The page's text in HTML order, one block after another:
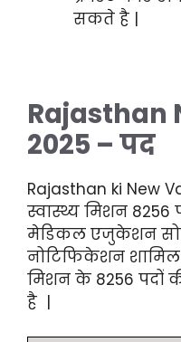
सकते है |
Rajasthan
2025 – पद
Rajasthan ki New
स्वास्थ्य मिशन 8256
मेडिकल एजुकेशन
नोटिफिकेशन शामिल
मिशन के 8256 पदों
है |